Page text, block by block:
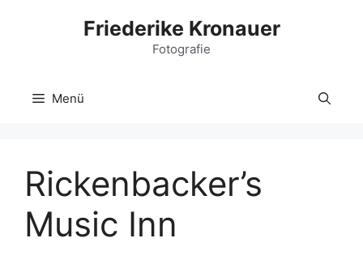
Friederike Kronauer
Fotografie
Menü
Rickenbacker’s
Music Inn